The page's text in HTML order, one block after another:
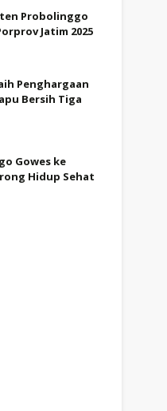
Probolinggo
Jatim 2025
Penghargaan
Bersih Tiga
Gowes ke
Hidup Sehat